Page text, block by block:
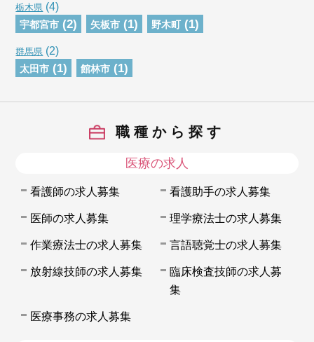
栃木県 (4)
宇都宮市 (2) 矢板市 (1) 野木町 (1)
群馬県 (2)
太田市 (1) 館林市 (1)
職種から探す
医療の求人
看護師の求人募集 看護助手の求人募集
医師の求人募集 理学療法士の求人募集
作業療法士の求人募集 言語聴覚士の求人募集
放射線技師の求人募集
臨床検査技師の求人募
集
医療事務の求人募集